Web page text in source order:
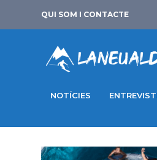
QUI SOM I CONTACTE
NOTÍCIES